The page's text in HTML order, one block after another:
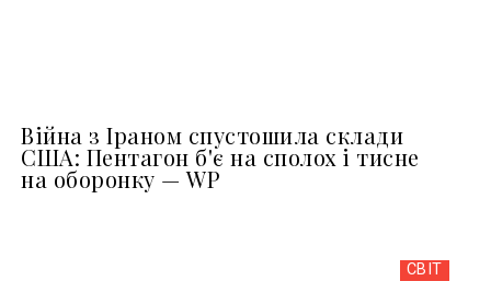
Війна з Іраном спустошила склади
США: Пентагон б'є на сполох і тисне
на оборонку — WP
СВІТ